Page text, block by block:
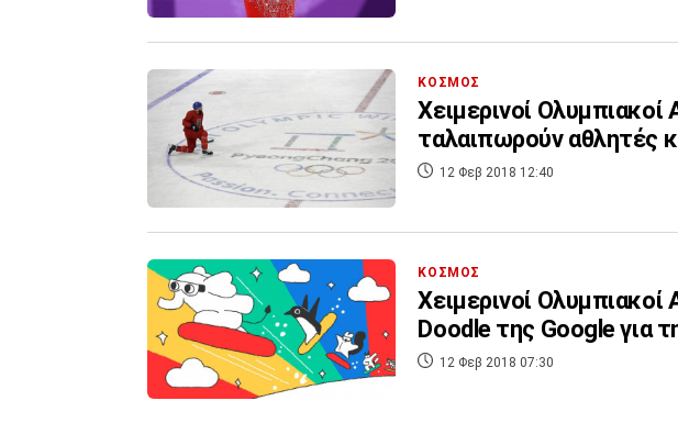
ΚΟΣΜΟΣ
Χειμερινοί
ταλαιπωρούν αθλητές
12 Φεβ 2018 12:40
ΚΟΣΜΟΣ
Χειμερινοί
Doodle της Google για
12 Φεβ 2018 07:30